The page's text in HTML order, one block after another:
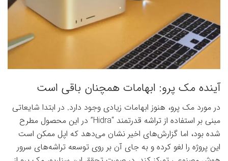
آینده مک پرو: ابهامات همچنان باقی است
در مورد مک پرو، هنوز ابهامات زیادی وجود دارد. در ابتدا شایعاتی
مبنی بر استفاده از تراشه قدرتمند “Hidra” در این محصول مطرح
شده بود، اما گزارش‌های اخیر نشان می‌دهد که اپل ممکن است
این پروژه را لغو کرده و به جای آن بر روی توسعه تراشه‌های سرور